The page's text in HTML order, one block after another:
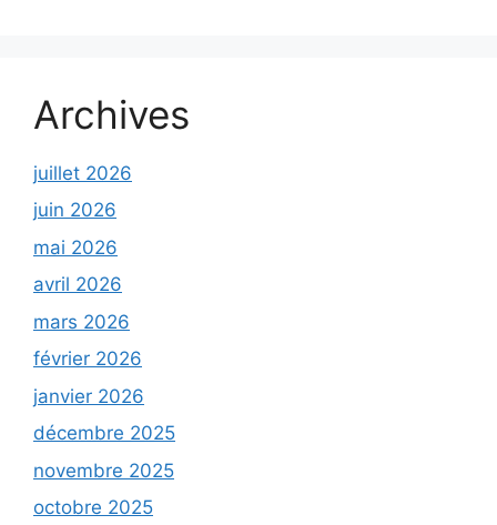
Archives
juillet 2026
juin 2026
mai 2026
avril 2026
mars 2026
février 2026
janvier 2026
décembre 2025
novembre 2025
octobre 2025